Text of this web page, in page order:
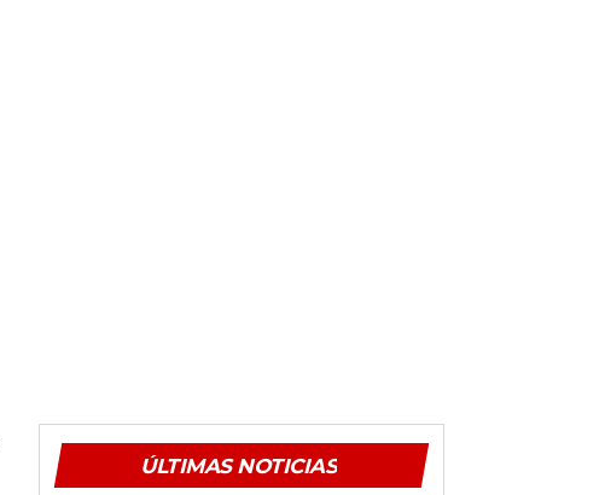
ÚLTIMAS NOTICIAS